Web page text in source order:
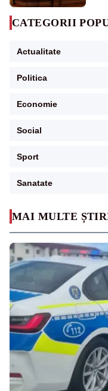
MAI MULTE
CATEGORII
Actualitate
Politica
Economie
Social
Sport
Sanatate